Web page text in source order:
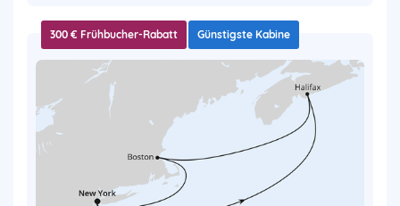
300 € Frühbucher-Rabatt Günstigste Kabine